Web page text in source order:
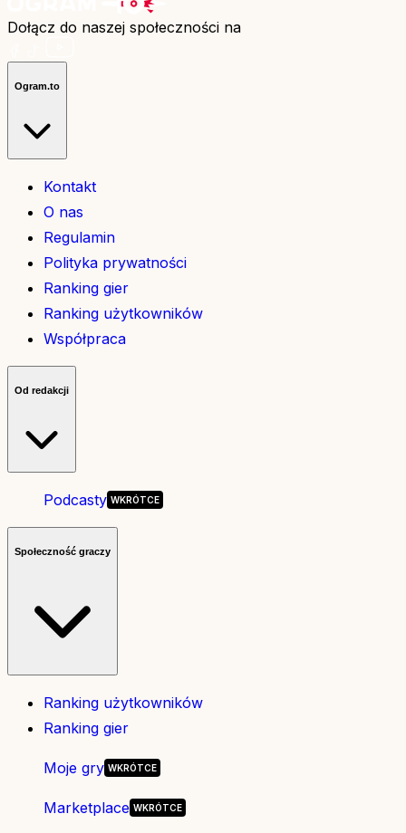
Dołącz do naszej społeczności na
Ogram.to
Kontakt
O nas
Regulamin
Polityka prywatności
Ranking gier
Ranking użytkowników
Współpraca
Od redakcji
Podcasty
Społeczność graczy
Ranking użytkowników
Ranking gier
Moje gry
Marketplace